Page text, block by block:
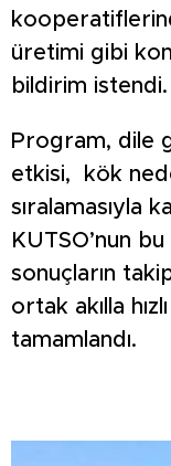
üretimi gibi
bildirim istendi.
Program, dile
etkisi, kök
sıralamasıyla
KUTSO’nun bu
sonuçların
ortak akılla
tamamlandı.